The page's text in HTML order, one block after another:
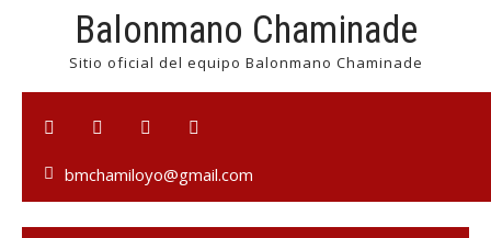
Balonmano Chaminade
Sitio oficial del equipo Balonmano Chaminade
bmchamiloyo@gmail.com